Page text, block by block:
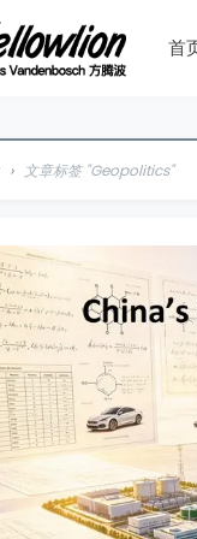
首
› 文章标签 "Geopolitics"